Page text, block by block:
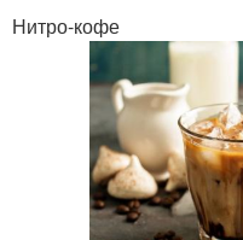
Нитро-кофе